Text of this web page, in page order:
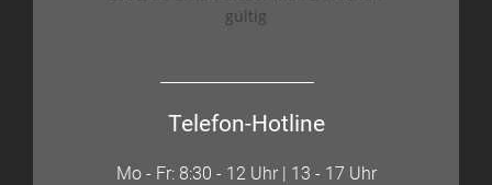
gültig
Telefon-Hotline
Mo - Fr: 8:30 - 12 Uhr | 13 - 17 Uhr